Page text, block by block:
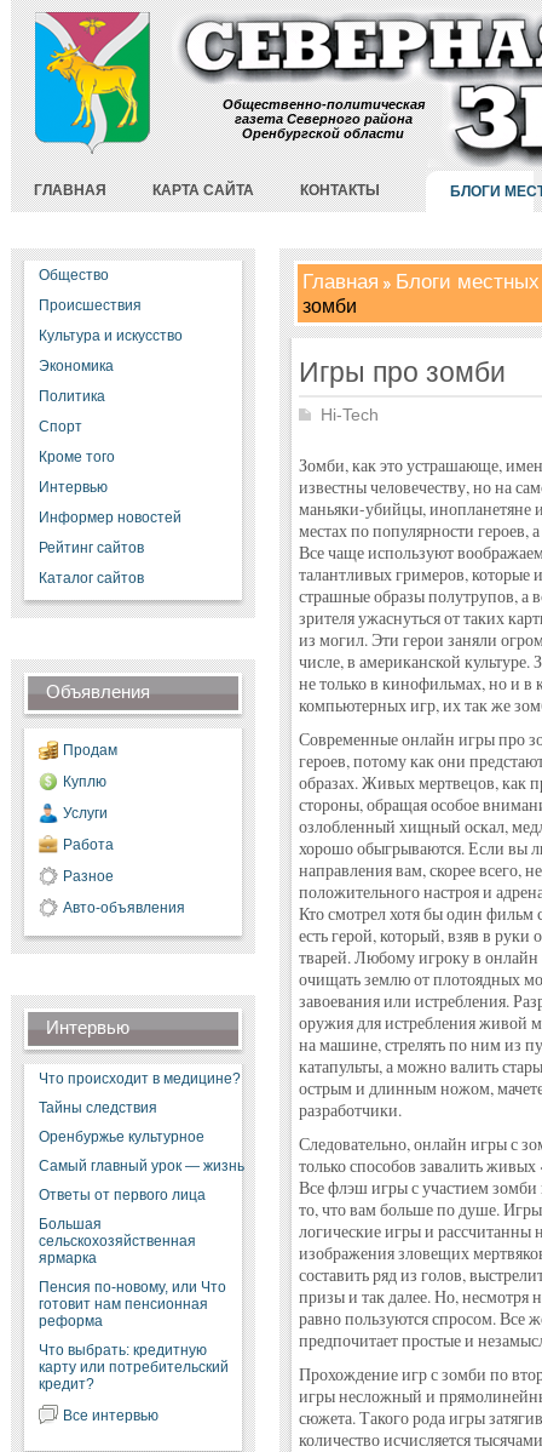
Общественно-политическая
газета Северного района
Оренбургской области
ГЛАВНАЯ КАРТА САЙТА КОНТАКТЫ БЛОГИ
Общество
Происшествия
Культура и искусство
Экономика
Политика
Спорт
Кроме того
Интервью
Информер новостей
Рейтинг сайтов
Каталог сайтов
Объявления
Продам
Куплю
Услуги
Работа
Разное
Авто-объявления
Интервью
Что происходит в медицине?
Тайны следствия
Оренбуржье культурное
Самый главный урок — жизнь
Ответы от первого лица
Большая
сельскохозяйственная
ярмарка
Пенсия по-новому, или Что
готовит нам пенсионная
реформа
Что выбрать: кредитную
карту или потребительский
кредит?
Все интервью
Главная Блоги
зомби
Игры про зомби
Hi-Tech
Зомби, как это устрашающе,
известны человечеству, но на
маньяки-убийцы, инопланетяне и
местах по популярности
Все чаще используют
талантливых гримеров, которые
страшные образы полутрупов, а
зрителя ужаснуться от таких
из могил. Эти герои заняли
числе, в американской культуре.
не только в кинофильмах, но и в
компьютерных игр, их так же
Современные онлайн игры про
героев, потому как они
образах. Живых мертвецов, как
стороны, обращая особое
озлобленный хищный оскал,
хорошо обыгрываются. Если вы
направления вам, скорее всего,
положительного настроя и
Кто смотрел хотя бы один фильм
есть герой, который, взяв в руки
тварей. Любому игроку в онлайн
очищать землю от плотоядных
завоевания или истребления.
оружия для истребления живой
на машине, стрелять по ним из
катапульты, а можно валить
острым и длинным ножом,
разработчики.
Следовательно, онлайн игры с
только способов завалить живых
Все флэш игры с участием зомби
то, что вам больше по душе.
логические игры и рассчитанны
изображения зловещих
составить ряд из голов,
призы и так далее. Но, несмотря
равно пользуются спросом. Все
предпочитает простые и
Прохождение игр с зомби по
игры несложный и
сюжета. Такого рода игры
количество исчисляется